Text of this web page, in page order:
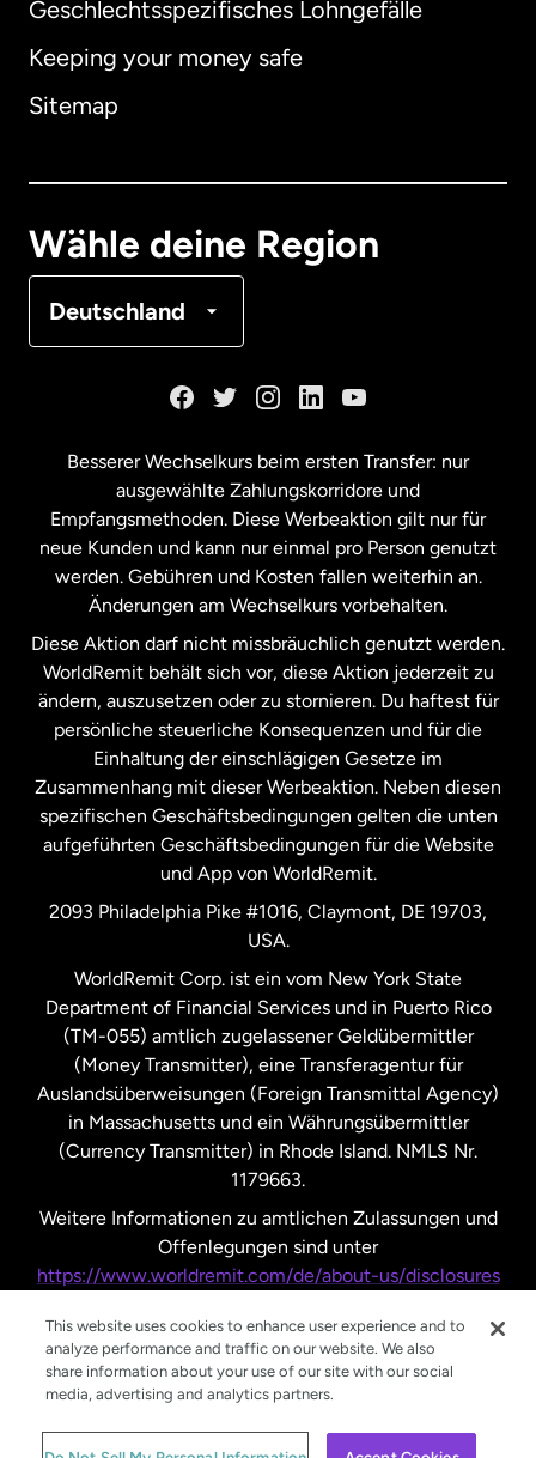
Geschlechtsspezifisches Lohngefälle
Keeping your money safe
Sitemap
Wähle deine Region
Deutschland
Australien
Malaysia
Neuseeland
Niederlande
Schweden
Spanien
Vereinigte Staaten English
Vereinigte Staaten
Vereinigtes Königreich
Besserer Wechselkurs beim ersten Transfer: nur
ausgewählte Zahlungskorridore und
Empfangsmethoden. Diese Werbeaktion gilt nur für
neue Kunden und kann nur einmal pro Person genutzt
werden. Gebühren und Kosten fallen weiterhin an.
Änderungen am Wechselkurs vorbehalten.
Diese Aktion darf nicht missbräuchlich genutzt werden.
WorldRemit behält sich vor, diese Aktion jederzeit zu
ändern, auszusetzen oder zu stornieren. Du haftest für
persönliche steuerliche Konsequenzen und für die
Einhaltung der einschlägigen Gesetze im
Zusammenhang mit dieser Werbeaktion. Neben diesen
spezifischen Geschäftsbedingungen gelten die unten
aufgeführten Geschäftsbedingungen für die Website
und App von WorldRemit.
2093 Philadelphia Pike #1016, Claymont, DE 19703,
USA.
WorldRemit Corp. ist ein vom New York State
Department of Financial Services und in Puerto Rico
(TM-055) amtlich zugelassener Geldübermittler
(Money Transmitter), eine Transferagentur für
Auslandsüberweisungen (Foreign Transmittal Agency)
in Massachusetts und ein Währungsübermittler
(Currency Transmitter) in Rhode Island. NMLS Nr.
1179663.
Weitere Informationen zu amtlichen Zulassungen und
Offenlegungen sind unter
https://www.worldremit.com/de/about-us/disclosures
This website uses cookies to enhance user experience and to
analyze performance and traffic on our website. We also
share information about your use of our site with our social
media, advertising and analytics partners.